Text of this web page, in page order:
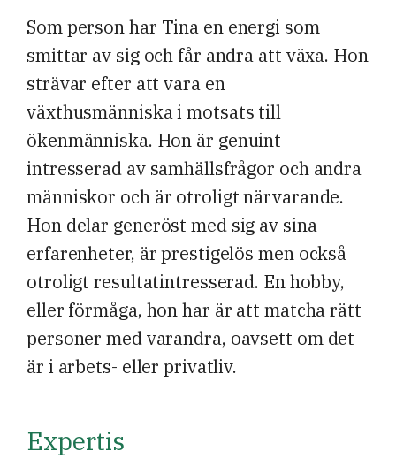
Som person har Tina en energi som
smittar av sig och får andra att växa. Hon
strävar efter att vara en
växthusmänniska i motsats till
ökenmänniska. Hon är genuint
intresserad av samhällsfrågor och andra
människor och är otroligt närvarande.
Hon delar generöst med sig av sina
erfarenheter, är prestigelös men också
otroligt resultatintresserad. En hobby,
eller förmåga, hon har är att matcha rätt
personer med varandra, oavsett om det
är i arbets- eller privatliv.
Expertis